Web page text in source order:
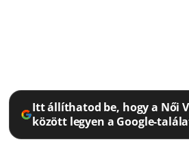
Itt állíthatod be, hogy a Női
között legyen a Google-